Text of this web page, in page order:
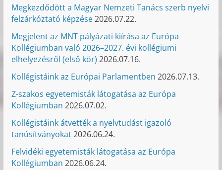
Megkezdődött a Magyar Nemzeti Tanács szerb nyelvi
felzárkóztató képzése2026.07.22.
Megjelent az MNT pályázati kiírása az Európa
Kollégiumban való 2026–2027. évi kollégiumi
elhelyezésről (első kör) 2026.07.16.
Kollégistáink az Európai Parlamentben 2026.07.13.
Z-szakos egyetemisták látogatása az Európa
Kollégiumban 2026.07.02.
Kollégistáink átvették a nyelvtudást igazoló
tanúsítványokat2026.06.24.
Felvidéki egyetemisták látogatása az Európa
Kollégiumban 2026.06.24.